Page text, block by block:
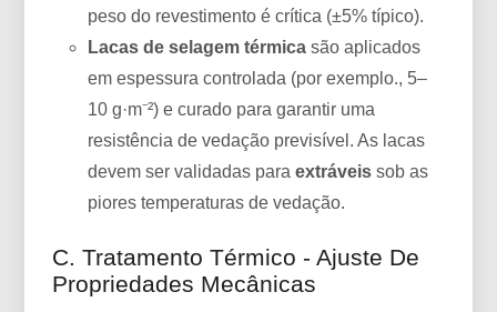
peso do revestimento é crítica (±5% típico).
Lacas de selagem térmica são aplicados
em espessura controlada (por exemplo., 5–
10 g·m⁻²) e curado para garantir uma
resistência de vedação previsível. As lacas
devem ser validadas paraextráveis sob as
piores temperaturas de vedação.
C. Tratamento Térmico - Ajuste De
Propriedades Mecânicas